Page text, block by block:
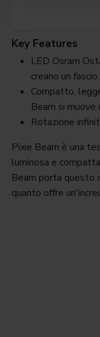
Key Features
LED Osram
creano un
Compatto,
Beam si
Rotazione
Pixie Beam è una
luminosa e
Beam porta questo
quanto offre